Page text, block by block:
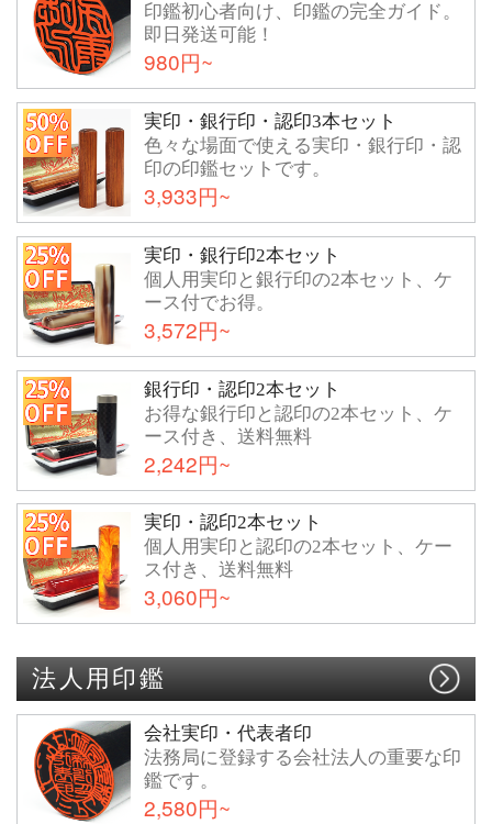
印鑑初心者向け、印鑑の完全ガイド。
即日発送可能！
980円~
実印・銀行印・認印3本セット
色々な場面で使える実印・銀行印・認
印の印鑑セットです。
3,933円~
実印・銀行印2本セット
個人用実印と銀行印の2本セット、ケ
ース付でお得。
3,572円~
銀行印・認印2本セット
お得な銀行印と認印の2本セット、ケ
ース付き、送料無料
2,242円~
実印・認印2本セット
個人用実印と認印の2本セット、ケー
ス付き、送料無料
3,060円~
法人用印鑑
会社実印・代表者印
法務局に登録する会社法人の重要な印
鑑です。
2,580円~